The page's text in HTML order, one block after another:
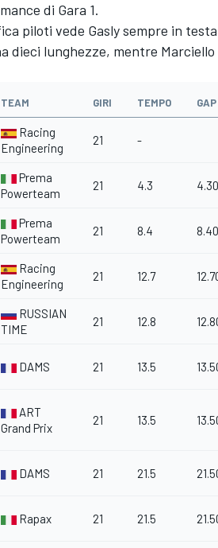
di Gara 1.
piloti vede Gasly sempre in
dieci lunghezze, mentre
TEAM GIRI TEMPO GAP
Racing
Engineering
21 -
Prema
Powerteam
21 4.3
Prema
Powerteam
21 8.4
Racing
Engineering
21 12.7
RUSSIAN
TIME
21 12.8
DAMS 21 13.5
ART
Grand Prix
21 13.5
DAMS 21 21.5
Rapax 21 21.5